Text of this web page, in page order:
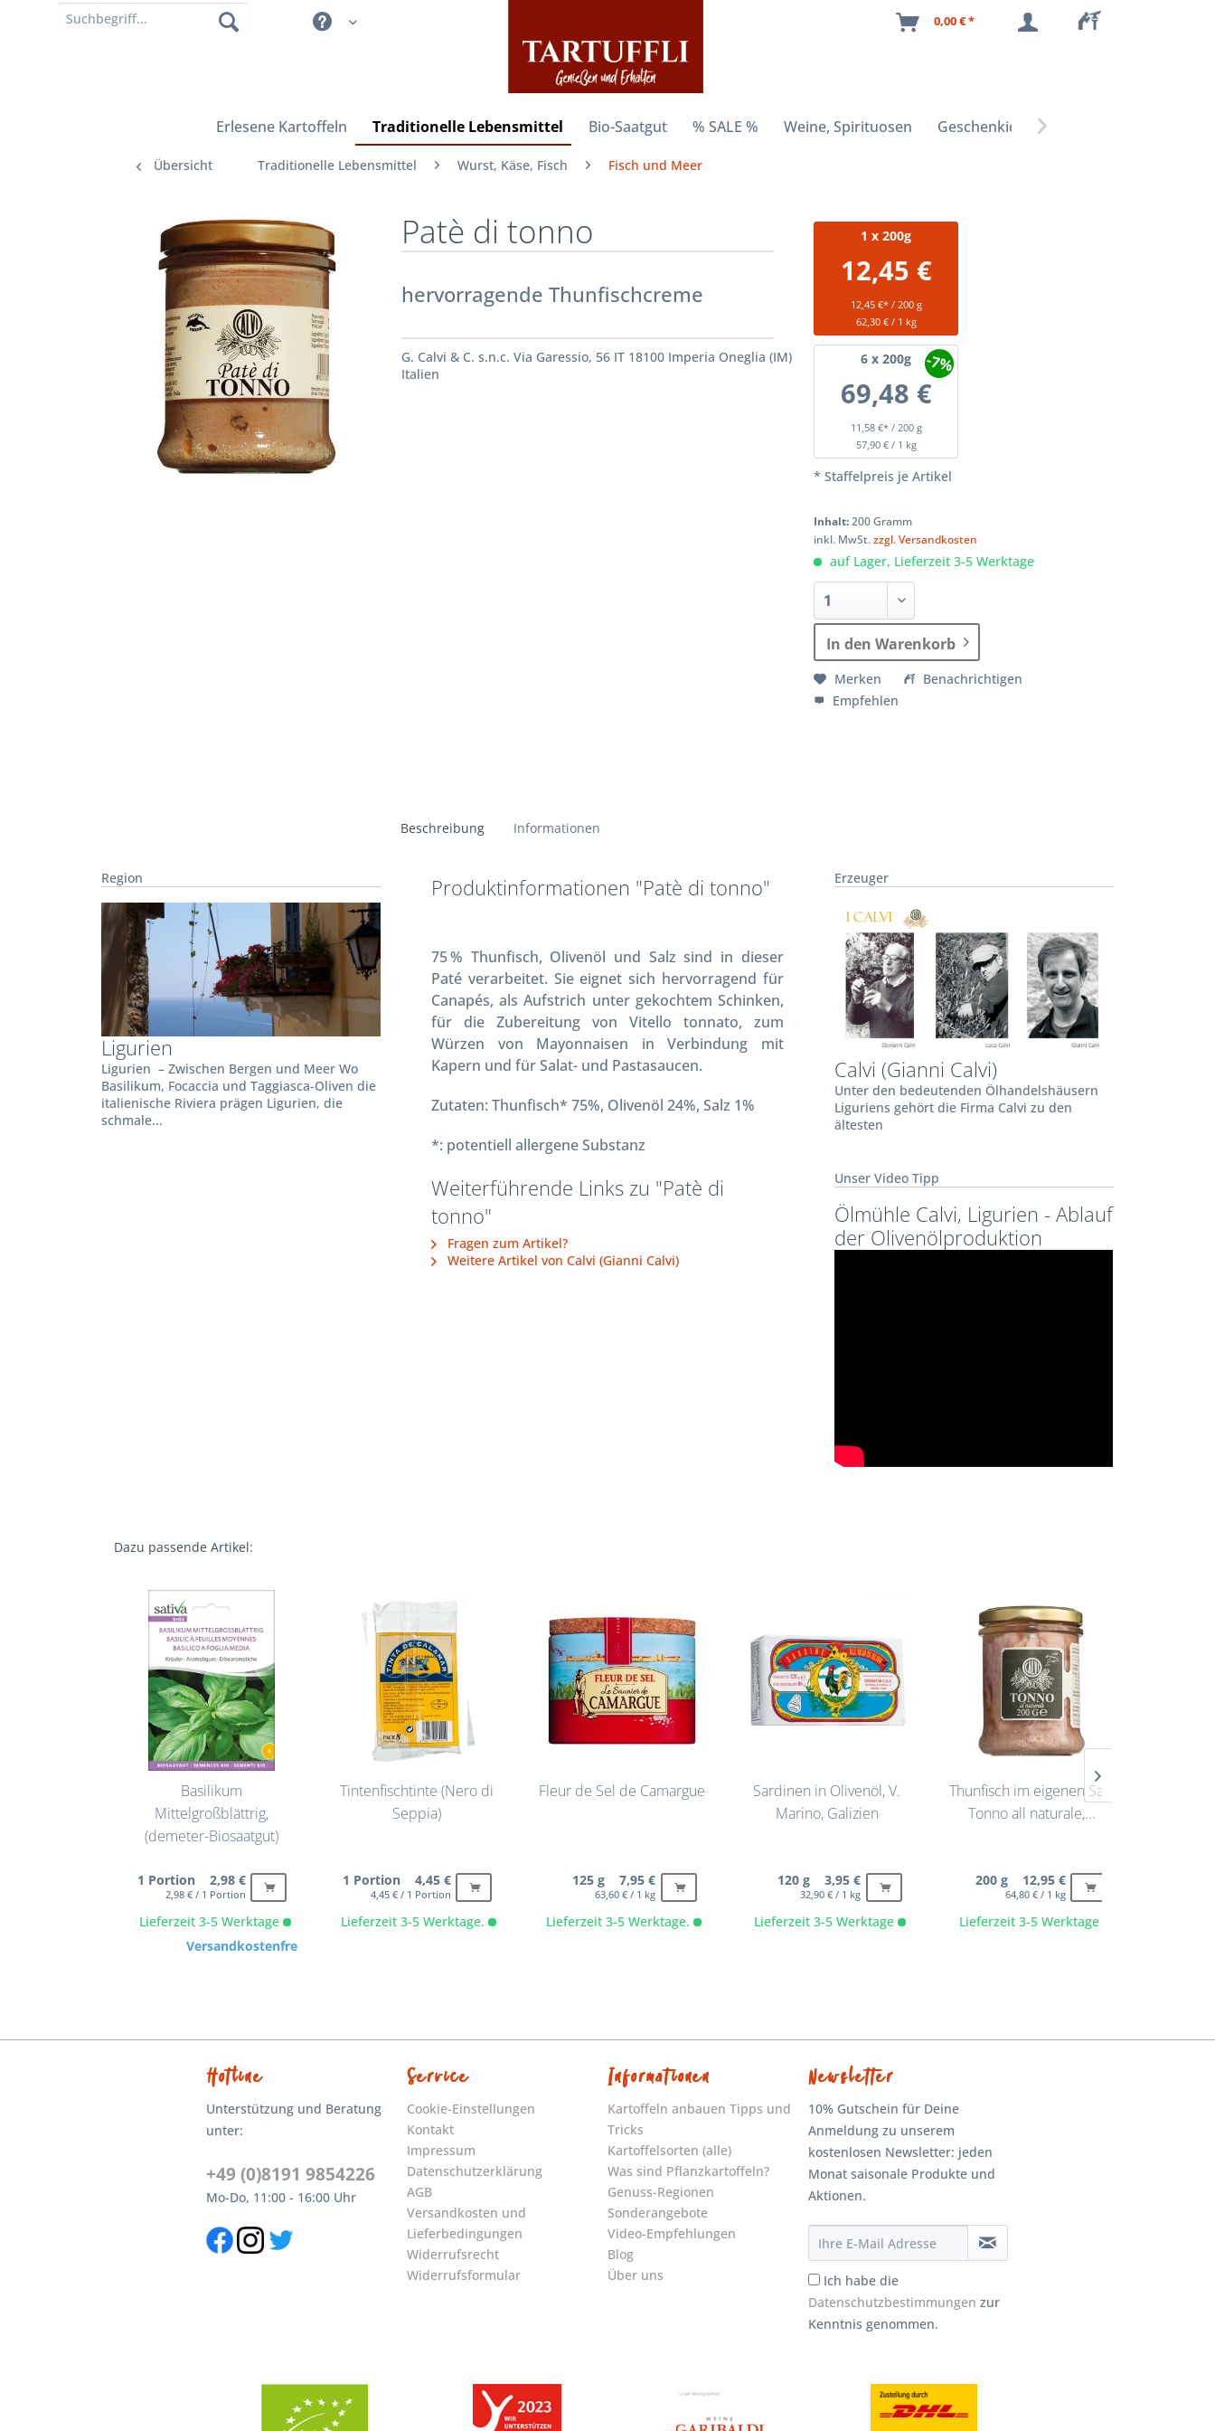
0,00 € *
Erlesene Kartoffeln Traditionelle Lebensmittel Bio-Saatgut % SALE % Weine, Spirituosen Geschenkideen
Übersicht Traditionelle Lebensmittel Wurst, Käse, Fisch Fisch und Meer
Patè di tonno
hervorragende Thunfischcreme
G. Calvi & C. s.n.c. Via Garessio, 56 IT 18100 Imperia Oneglia (IM)
Italien
1 x 200g
12,45 €
12,45 €* / 200 g
62,30 € / 1 kg
6 x 200g
69,48 €
11,58 €* / 200 g
-7%
57,90 € / 1 kg
* Staffelpreis je Artikel
Inhalt:200 Gramm
inkl. MwSt.zzgl. Versandkosten
auf Lager, Lieferzeit 3-5 Werktage
In den Warenkorb
Merken
Benachrichtigen
Empfehlen
Region
Ligurien
Ligurien – Zwischen Bergen und Meer Wo
Basilikum, Focaccia und Taggiasca-Oliven die
italienische Riviera prägen Ligurien, die
schmale...
Beschreibung Informationen
Produktinformationen "Patè di tonno"
75 % Thunfisch, Olivenöl und Salz sind in dieser
Paté verarbeitet. Sie eignet sich hervorragend für
Canapés, als Aufstrich unter gekochtem Schinken,
für die Zubereitung von Vitello tonnato, zum
Würzen von Mayonnaisen in Verbindung mit
Kapern und für Salat- und Pastasaucen.
Zutaten: Thunfisch* 75%, Olivenöl 24%, Salz 1%
*: potentiell allergene Substanz
Weiterführende Links zu "Patè di
tonno"
Fragen zum Artikel?
Weitere Artikel von Calvi (Gianni Calvi)
Erzeuger
Calvi (Gianni Calvi)
Unter den bedeutenden Ölhandelshäusern
Liguriens gehört die Firma Calvi zu den
ältesten
Unser Video Tipp
Ölmühle Calvi, Ligurien - Ablauf
der Olivenölproduktion
Dazu passende Artikel:
Basilikum
Mittelgroßblättrig,
(demeter-Biosaatgut)
Versandkostenfrei
Lieferzeit 3-5 Werktage
1 Portion 2,98 €
2,98 € / 1 Portion
Tintenfischtinte (Nero di
Seppia)
Lieferzeit 3-5 Werktage.
1 Portion 4,45 €
4,45 € / 1 Portion
Fleur de Sel de Camargue
Lieferzeit 3-5 Werktage.
125 g 7,95 €
63,60 € / 1 kg
Sardinen in Olivenöl, V.
Marino, Galizien
Lieferzeit 3-5 Werktage
120 g 3,95 €
32,90 € / 1 kg
Thunfisch im eigenen Saft,
Tonno all naturale,...
Lieferzeit 3-5 Werktage
200 g 12,95 €
64,80 € / 1 kg
Hotline
Unterstützung und Beratung
unter:
+49 (0)8191 9854226
Mo-Do, 11:00 - 16:00 Uhr
Service
Cookie-Einstellungen
Kontakt
Impressum
Datenschutzerklärung
AGB
Versandkosten und
Lieferbedingungen
Widerrufsrecht
Widerrufsformular
Informationen
Kartoffeln anbauen Tipps und
Tricks
Kartoffelsorten (alle)
Was sind Pflanzkartoffeln?
Genuss-Regionen
Sonderangebote
Video-Empfehlungen
Blog
Über uns
Newsletter
10% Gutschein für Deine
Anmeldung zu unserem
kostenlosen Newsletter: jeden
Monat saisonale Produkte und
Aktionen.
Ich habe die
Datenschutzbestimmungen zur
Kenntnis genommen.